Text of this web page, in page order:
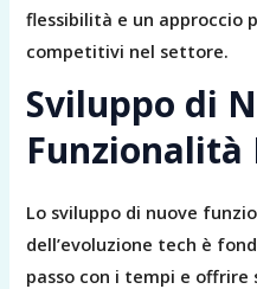
flessibilità e un approccio
competitivi nel settore.
Sviluppo di
Lo sviluppo di nuove
dell’evoluzione tech è
passo con i tempi e